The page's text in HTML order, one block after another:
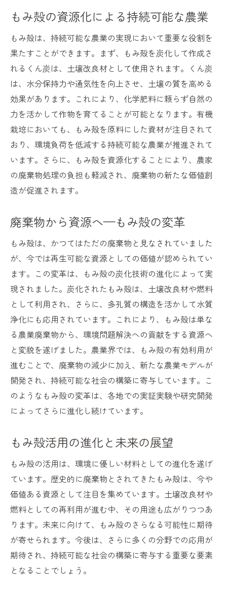
環境負荷を低減するもみ殻の新技術
もみ殻利用による持続可能な環境保護
もみ殻の循環型利用の革新事例
環境にやさしいもみ殻の活用法
もみ殻がもたらすエコロジーへの貢献
有機農業を支えるもみ殻の再利用とその経済的
効果
有機農業におけるもみ殻の経済的メリット
もみ殻再利用が創出する新しい価値
もみ殻を利用した有機農業の実践例
環境と経済の両立を実現するもみ殻
もみ殻による農業の経済的効果
もみ殻がもたらす持続可能な社会への影響
もみ殻活用で実現する持続可能な社会
持続可能な開発におけるもみ殻の利点
もみ殻が促進する持続可能なコミュニティ
循環型社会へのもみ殻の貢献
もみ殻がもたらす社会的インパクト
持続可能な未来を築くもみ殻の可能性
もみ殻を使った未来へのアプローチ持続可能な
開発の一歩
もみ殻を通じた持続可能な開発のビジョン
持続可能な社会実現に向けたもみ殻の活用
もみ殻と共に歩む持続可能な未来
もみ殻が導く持続可能な開発のステップ
もみ殻が開く未来への扉
もみ殻の資源化による持続可能な農業
もみ殻は、持続可能な農業の実現において重要な役割を
果たすことができます。まず、もみ殻を炭化して作成さ
れるくん炭は、土壌改良材として使用されます。くん炭
は、水分保持力や通気性を向上させ、土壌の質を高める
効果があります。これにより、化学肥料に頼らず自然の
力を活かして作物を育てることが可能となります。有機
栽培においても、もみ殻を原料にした資材が注目されて
おり、環境負荷を低減する持続可能な農業が推進されて
います。さらに、もみ殻を資源化することにより、農家
の廃棄物処理の負担も軽減され、廃棄物の新たな価値創
造が促進されます。
廃棄物から資源へ—もみ殻の変革
もみ殻は、かつてはただの廃棄物と見なされていました
が、今では再生可能な資源としての価値が認められてい
ます。この変革は、もみ殻の炭化技術の進化によって実
現されました。炭化されたもみ殻は、土壌改良材や燃料
として利用され、さらに、多孔質の構造を活かして水質
浄化にも応用されています。これにより、もみ殻は単な
る農業廃棄物から、環境問題解決への貢献をする資源へ
と変貌を遂げました。農業界では、もみ殻の有効利用が
進むことで、廃棄物の減少に加え、新たな農業モデルが
開発され、持続可能な社会の構築に寄与しています。こ
のようなもみ殻の変革は、各地での実証実験や研究開発
によってさらに進化し続けています。
もみ殻活用の進化と未来の展望
もみ殻の活用は、環境に優しい材料としての進化を遂げ
ています。歴史的に廃棄物とされてきたもみ殻は、今や
価値ある資源として注目を集めています。土壌改良材や
燃料としての再利用が進む中、その用途も広がりつつあ
ります。未来に向けて、もみ殻のさらなる可能性に期待
が寄せられます。今後は、さらに多くの分野での応用が
期待され、持続可能な社会の構築に寄与する重要な要素
となることでしょう。